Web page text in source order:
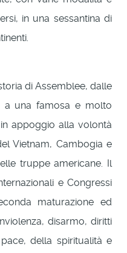
in una sessantina di
di Assemblee, dalle
a una famosa e molto
appoggio alla volontà
Vietnam, Cambogia e
truppe americane. Il
e Congressi
maturazione ed
disarmo, diritti
della spiritualità e